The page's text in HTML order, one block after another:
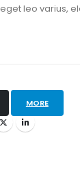
leo varius,
MORE